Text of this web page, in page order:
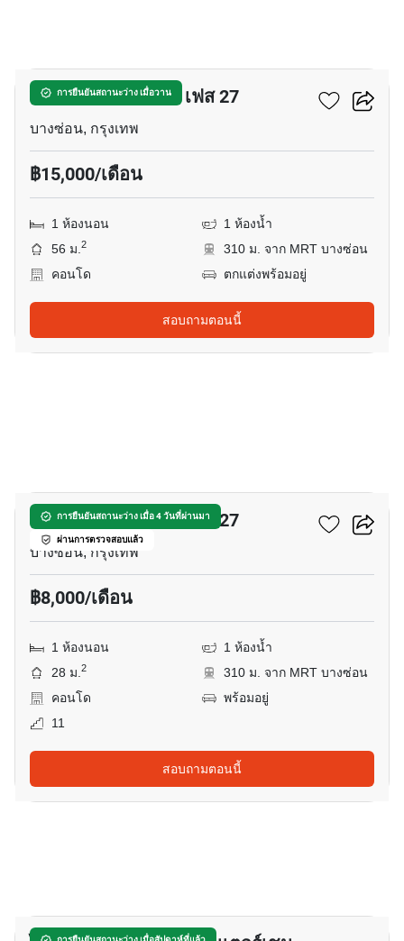
การยืนยันสถานะว่าง เมื่อวาน
รีเจ้นท์โฮมบางซ่อน เฟส 27
บางซ่อน, กรุงเทพ
฿15,000/เดือน
1 ห้องนอน
1 ห้องน้ำ
56 ม.2
310 ม. จาก MRT บางซ่อน
คอนโด
ตกแต่งพร้อมอยู่
สอบถามตอนนี้
การยืนยันสถานะว่าง เมื่อ 4 วันที่ผ่านมา
ผ่านการตรวจสอบแล้ว
รีเจ้นท์โฮมบางซ่อน เฟส 27
บางซ่อน, กรุงเทพ
฿8,000/เดือน
1 ห้องนอน
1 ห้องน้ำ
28 ม.2
310 ม. จาก MRT บางซ่อน
คอนโด
พร้อมอยู่
11
สอบถามตอนนี้